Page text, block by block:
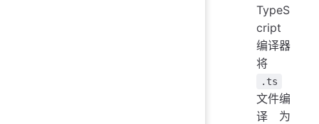
TypeS
cript
编译器
将
.ts
文件编
译为